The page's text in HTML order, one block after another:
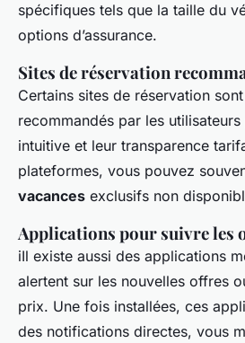
spécifiques tels que la taille du
options d’assurance.
Sites de réservation
Certains sites de réservation
recommandés par les
intuitive et leur transparence
plateformes, vous pouvez
vacances exclusifs non
Applications pour suivre les
iIl existe aussi des applications
alertent sur les nouvelles offres
prix. Une fois installées, ces
des notifications directes, vous